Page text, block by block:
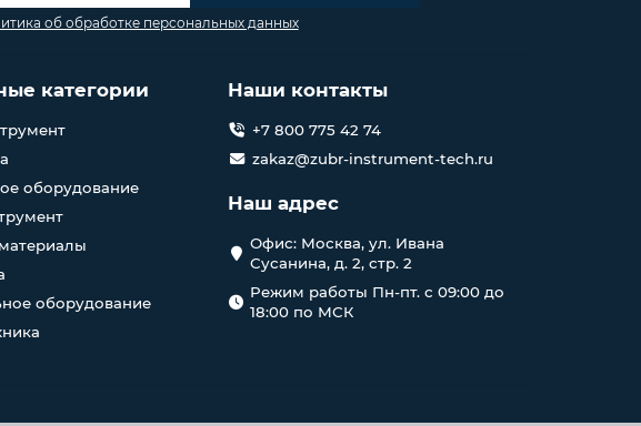
об обработке персональных данных
категории
оборудование
оборудование
Наши контакты
+7 800 775 42 74
zakaz@zubr-instrument-tech.ru
Наш адрес
Офис: Москва, ул. Ивана
Сусанина, д. 2, стр. 2
Режим работы Пн-пт. с 09:00 до
18:00 по МСК